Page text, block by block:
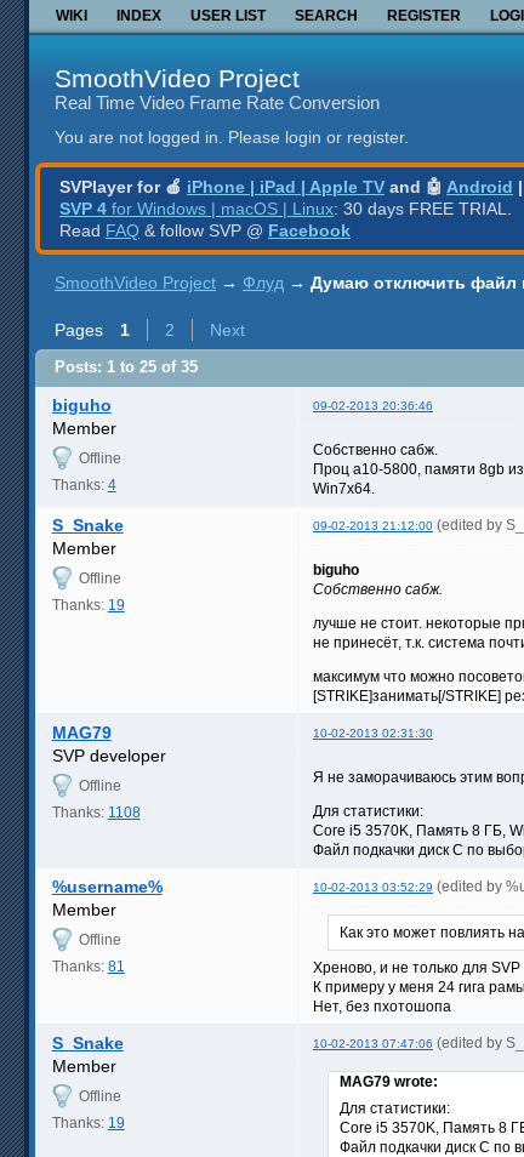
WIKI INDEX USER LIST SEARCH REGISTER
SmoothVideo Project
Real Time Video Frame Rate Conversion
You are not logged in. Please login or register.
SVPlayer for 🍎 iPhone | iPad | Apple TV and 🤖 Android |
SVP 4 for Windows | macOS | Linux: 30 days FREE TRIAL.
Read FAQ & follow SVP @ Facebook
SmoothVideo Project → Флуд → Думаю отключить файл
Pages 1 2 Next
Posts: 1 to 25 of 35
biguho 09-02-2013 20:36:46
Member
Offline
Thanks: 4
Собственно сабж.
Проц a10-5800, памяти 8gb
Win7x64.
S_Snake 09-02-2013 21:12:00 (edited by
Member
Offline
Thanks: 19
biguho
Собственно сабж.
лучше не стоит. некоторые
не принесёт, т.к. система
максимум что можно
[STRIKE]занимать[/STRIKE]
MAG79 10-02-2013 02:31:30
SVP developer
Offline
Thanks: 1108
Я не заморачиваюсь этим
Для статистики:
Core i5 3570K, Память 8 ГБ,
Файл подкачки диск C по
%username% 10-02-2013 03:52:29 (edited by
Member
Offline
Thanks: 81
Как это может повлиять
Хреново, и не только для SVP
К примеру у меня 24 гига
Нет, без пхотошопа
S_Snake 10-02-2013 07:47:06 (edited by
Member
Offline
Thanks: 19
MAG79 wrote:
Для статистики:
Core i5 3570K, Память 8
Файл подкачки диск C по